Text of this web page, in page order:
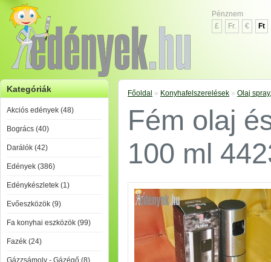
Pénznem
£
Fr. € Ft
Kategóriák
Akciós edények (48)
Bogrács (40)
Darálók (42)
Edények (386)
Edénykészletek (1)
Evőeszközök (9)
Fa konyhai eszközök (99)
Fazék (24)
Gázzsámoly - Gázégő (8)
Főoldal » Konyhafelszerelések » Olaj
Fém olaj
100 ml